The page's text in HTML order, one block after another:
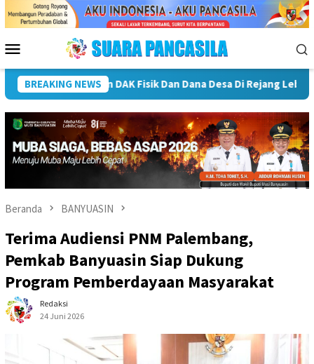
Menu
Mobile
BREAKING NEWS
Bupati Rejang Lebong Terima Audiensi Rumah Psikologi,
Beranda BANYUASIN
Terima Audiensi PNM Palembang,
Pemkab Banyuasin Siap Dukung
Program Pemberdayaan Masyarakat
Redaksi
24 Juni 2026